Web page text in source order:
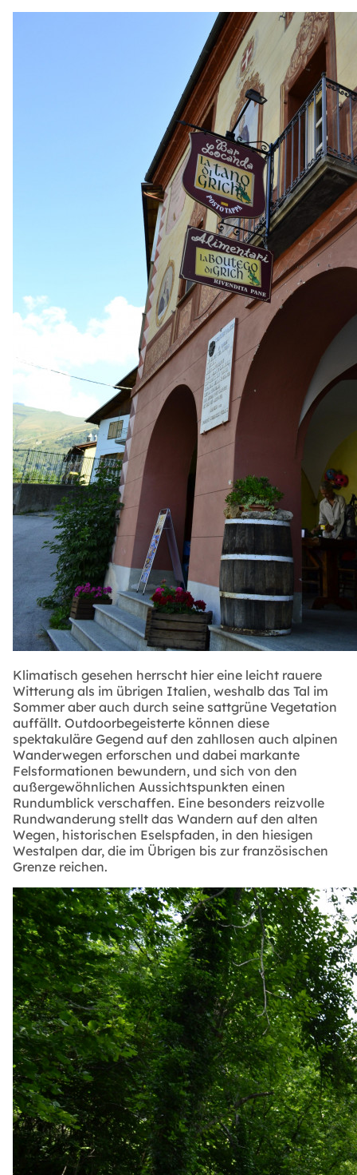
Klimatisch gesehen herrscht hier eine leicht rauere
Witterung als im übrigen Italien, weshalb das Tal im
Sommer aber auch durch seine sattgrüne Vegetation
auffällt. Outdoorbegeisterte können diese
spektakuläre Gegend auf den zahllosen auch alpinen
Wanderwegen erforschen und dabei markante
Felsformationen bewundern, und sich von den
außergewöhnlichen Aussichtspunkten einen
Rundumblick verschaffen. Eine besonders reizvolle
Rundwanderung stellt das Wandern auf den alten
Wegen, historischen Eselspfaden, in den hiesigen
Westalpen dar, die im Übrigen bis zur französischen
Grenze reichen.